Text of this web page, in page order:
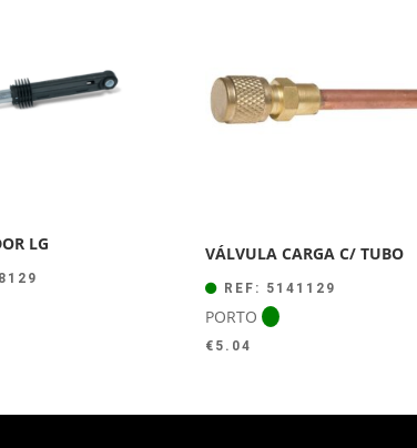
LG VÁLVULA CARGA C/ TUBO
REF: 5141129
PORTO
€ 5.04